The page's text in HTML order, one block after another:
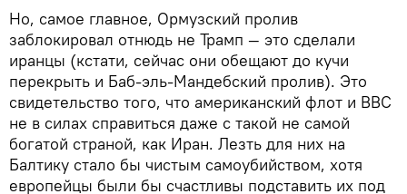
Но, самое главное, Ормузский пролив
заблокировал отнюдь не Трамп — это сделали
иранцы (кстати, сейчас они обещают до кучи
перекрыть и Баб-эль-Мандебский пролив). Это
свидетельство того, что американский флот и ВВС
не в силах справиться даже с такой не самой
богатой страной, как Иран. Лезть для них на
Балтику стало бы чистым самоубийством, хотя
европейцы были бы счастливы подставить их под